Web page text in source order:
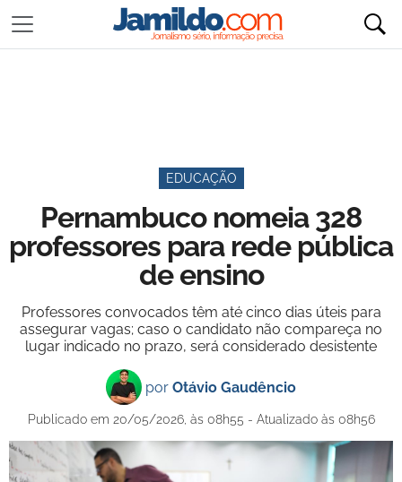
EDUCAÇÃO
Pernambuco nomeia 328
professores para rede pública
de ensino
Professores convocados têm até cinco dias úteis para
assegurar vagas; caso o candidato não compareça no
lugar indicado no prazo, será considerado desistente
por Otávio Gaudêncio
Publicado em 20/05/2026, às 08h55 - Atualizado às 08h56